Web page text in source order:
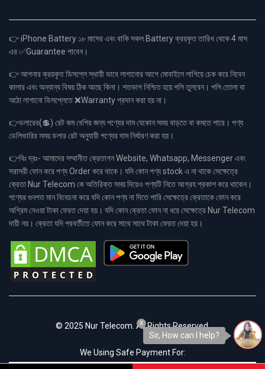
👉 iPhone Battery ১৮ মাসের এবং বাকি সকল Battery ক্রয়কৃত তারিখ থেকে 4 মাস
এর ✅Guarantee পাবেন।
👉 আপনার ক্রয়কৃত ডিসপ্লে স্থায়ী ভাবে লাগানোর আগে মোবাইলে লাগিয়ে চেক করে নিবেন
কালার এবং অন্যান্য বিষয় ঠিক আছে কিনা। শতভাগ নিশ্চিত হয়ে পলি তুলবেন। পলি তোলা বা
আঠা লাগানো ডিসপ্লেতে ❌Warranty প্রদান করা হয় না।
👉ডলারের(💲) রেট কম বেশির জন্য পণ্যের দাম যেকোন সময় বাড়তে বা কমতে পারে। পণ্য
ডেলিভারির সময় ডলার রেট অনুযায়ী পণ্যের দাম নির্ধারণ করা হয়।
👉বিঃ দ্রঃ- আমাদের সম্মানীত ক্রেতাগন Website, Whatsapp, Messenger এবং
সরাসরী ফোন করে পণ্য Order করে থাকে। যদি কোন পণ্য stock এ না থাকে সেক্ষেত্রে
ক্রেতা Nur Telecom কে অতিরিক্ত সময় দিয়েও পণ্যটি নিতে আগ্রহ প্রকাশ করে থাকেন।
পণ্যের গুনগত মান বিবেচনা করে যদি কোন পণ্য না দিতে পারি সেক্ষেত্রে ক্রেতাকে ফোন করে
অগ্রিম নেওয়া টাকা ফেরত দেয়া হয়। যদি কোন ক্রেতা ফোন না ধরে সেক্ষেত্রে Nur Telecom
দায়ী নয়। ক্রেতা যদি পরবর্তীতে ফোন করে সাথে সাথে টাকা ফেরত দেয়া হয়।
© 2025 Nur Telecom. All Rights Reserved.
We Using Safe Payment For:
Sir, How can I help?
x